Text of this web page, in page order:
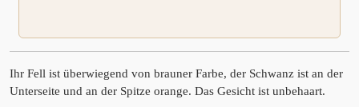
Ihr Fell ist überwiegend von brauner Farbe, der Schwanz ist an der
Unterseite und an der Spitze orange. Das Gesicht ist unbehaart.